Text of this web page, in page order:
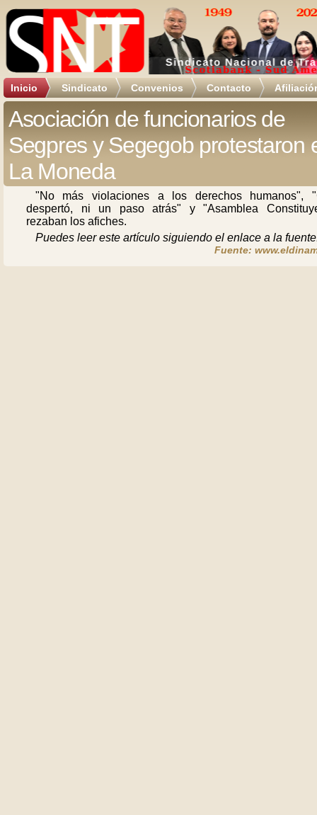
Inicio Sindicato Convenios Contacto
Asociación de funcionarios de
Segpres y Segegob protestaron
La Moneda
"No más violaciones a los derechos humanos",
despertó, ni un paso atrás" y "Asamblea
rezaban los afiches.
Puedes leer este artículo siguiendo el enlace a la
Fuente: